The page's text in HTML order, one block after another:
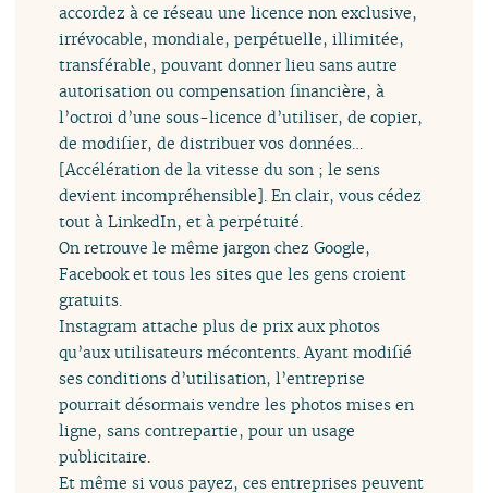
accordez à ce réseau une licence non exclusive,
irrévocable, mondiale, perpétuelle, illimitée,
transférable, pouvant donner lieu sans autre
autorisation ou compensation financière, à
l’octroi d’une sous-licence d’utiliser, de copier,
de modifier, de distribuer vos données…
[Accélération de la vitesse du son ; le sens
devient incompréhensible]. En clair, vous cédez
tout à LinkedIn, et à perpétuité.
On retrouve le même jargon chez Google,
Facebook et tous les sites que les gens croient
gratuits.
Instagram attache plus de prix aux photos
qu’aux utilisateurs mécontents. Ayant modifié
ses conditions d’utilisation, l’entreprise
pourrait désormais vendre les photos mises en
ligne, sans contrepartie, pour un usage
publicitaire.
Et même si vous payez, ces entreprises peuvent